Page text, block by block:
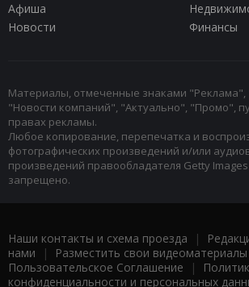
Афиша
Новости
Финансы
Материалы, отмеченные знаками "Реклама",
"Новости компаний", "Актуально", "Промо",
правах рекламы.
Любое копирование, перепечатка и
фотографических произведений и/или
произведений правообладателя Getty Images
запрещено.
Наши контакты и схема проезда |
нами | Разместить свои видеоматериалы
Пользовательское Соглашение |
конфиденциальности и персональных